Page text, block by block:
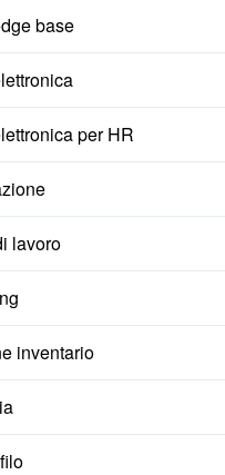
base
per HR
lavoro
inventario